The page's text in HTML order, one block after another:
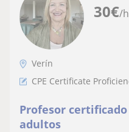
30€/h
Verín
CPE Certificate
Profesor
adultos